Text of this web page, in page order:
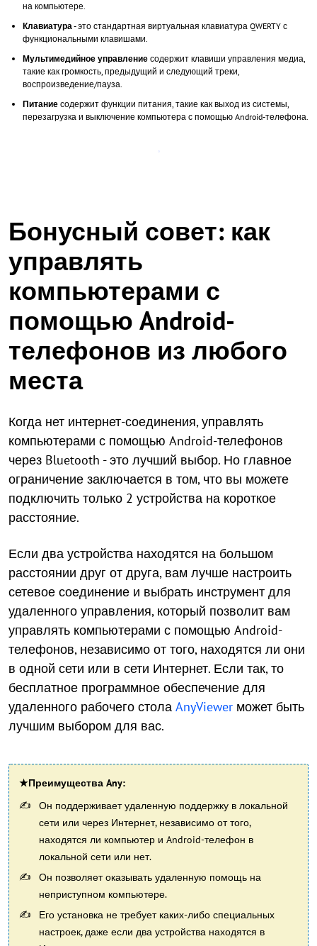
на компьютере.
Клавиатура- это стандартная виртуальная клавиатура QWERTY с
функциональными клавишами.
Мультимедийное управление содержит клавиши управления медиа,
такие как громкость, предыдущий и следующий треки,
воспроизведение/пауза.
Питание содержит функции питания, такие как выход из системы,
перезагрузка и выключение компьютера с помощью Android-телефона.
Бонусный совет: как
управлять
компьютерами с
помощью Android-
телефонов из любого
места
Когда нет интернет-соединения, управлять
компьютерами с помощью Android-телефонов
через Bluetooth - это лучший выбор. Но главное
ограничение заключается в том, что вы можете
подключить только 2 устройства на короткое
расстояние.
Если два устройства находятся на большом
расстоянии друг от друга, вам лучше настроить
сетевое соединение и выбрать инструмент для
удаленного управления, который позволит вам
управлять компьютерами с помощью Android-
телефонов, независимо от того, находятся ли они
в одной сети или в сети Интернет. Если так, то
бесплатное программное обеспечение для
удаленного рабочего стола AnyViewer может быть
лучшим выбором для вас.
★Преимущества Any:
Он поддерживает удаленную поддержку в локальной
сети или через Интернет, независимо от того,
находятся ли компьютер и Android-телефон в
локальной сети или нет.
Он позволяет оказывать удаленную помощь на
неприступном компьютере.
Его установка не требует каких-либо специальных
настроек, даже если два устройства находятся в